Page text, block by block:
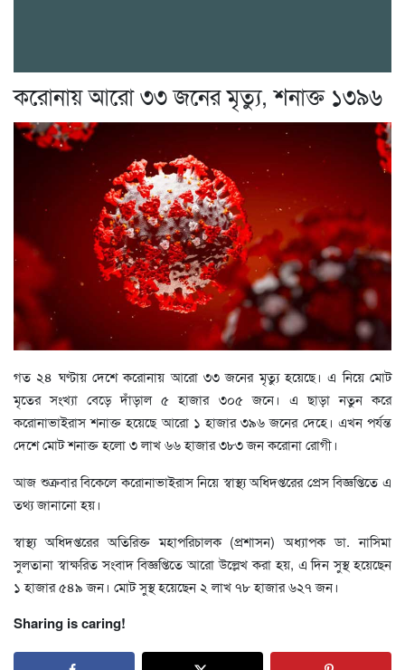
করোনায় আরো ৩৩ জনের মৃত্যু, শনাক্ত ১৩৯৬
গত ২৪ ঘণ্টায় দেশে করোনায় আরো ৩৩ জনের মৃত্যু হয়েছে। এ নিয়ে মোট
মৃতের সংখ্যা বেড়ে দাঁড়াল ৫ হাজার ৩০৫ জনে। এ ছাড়া নতুন করে
করোনাভাইরাস শনাক্ত হয়েছে আরো ১ হাজার ৩৯৬ জনের দেহে। এখন পর্যন্ত
দেশে মোট শনাক্ত হলো ৩ লাখ ৬৬ হাজার ৩৮৩ জন করোনা রোগী।
আজ শুক্রবার বিকেলে করোনাভাইরাস নিয়ে স্বাস্থ্য অধিদপ্তরের প্রেস বিজ্ঞপ্তিতে এ
তথ্য জানানো হয়।
স্বাস্থ্য অধিদপ্তরের অতিরিক্ত মহাপরিচালক (প্রশাসন) অধ্যাপক ডা. নাসিমা
সুলতানা স্বাক্ষরিত সংবাদ বিজ্ঞপ্তিতে আরো উল্লেখ করা হয়, এ দিন সুস্থ হয়েছেন
১ হাজার ৫৪৯ জন। মোট সুস্থ হয়েছেন ২ লাখ ৭৮ হাজার ৬২৭ জন।
Sharing is caring!